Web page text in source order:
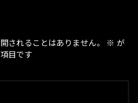
されることはありません。 ※ が
目です